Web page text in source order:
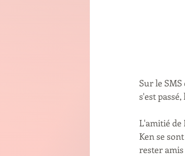
Sur le
s'est
L'amitié de
Ken se
rester amis